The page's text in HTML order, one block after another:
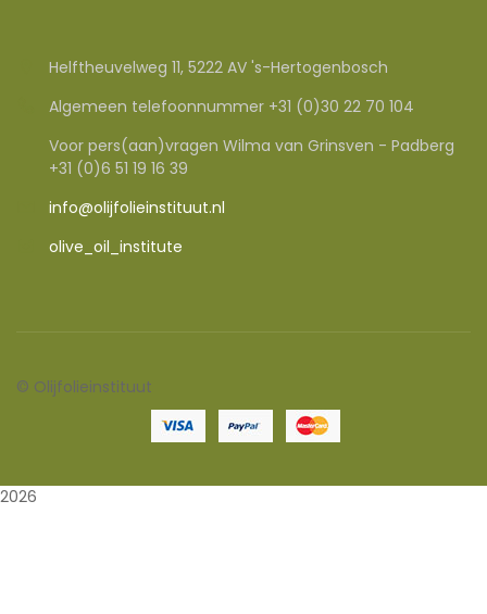
Helftheuvelweg 11, 5222 AV 's-Hertogenbosch
Algemeen telefoonnummer +31 (0)30 22 70 104
Voor pers(aan)vragen Wilma van Grinsven - Padberg
+31 (0)6 51 19 16 39
info@olijfolieinstituut.nl
olive_oil_institute
© Olijfolieinstituut
2026